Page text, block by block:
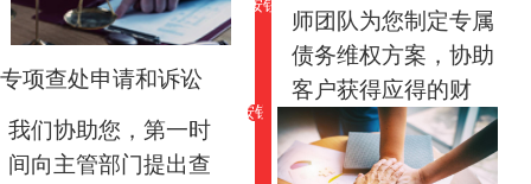
专项查处申请和诉讼
我们协助您，第一时
间向主管部门提出查
按钮
师团队为您制定专属
债务维权方案，协助
客户获得应得的财
务。
按钮